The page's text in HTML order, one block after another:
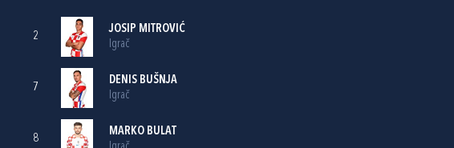
2
JOSIP MITROVIĆ
Igrač
7
DENIS BUŠNJA
Igrač
8
MARKO BULAT